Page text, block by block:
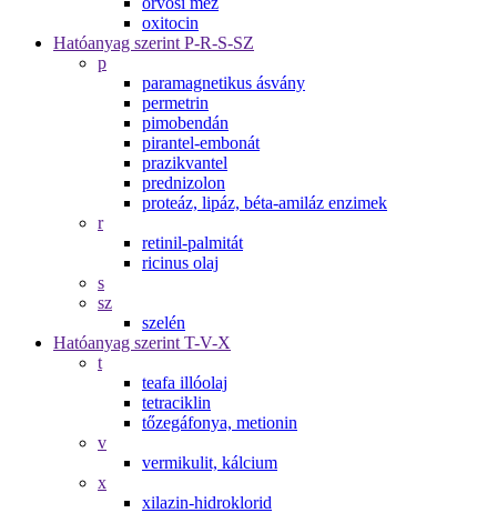
oxitocin
Hatóanyag szerint P-R-S-SZ
p
paramagnetikus ásvány
permetrin
pimobendán
pirantel-embonát
prazikvantel
prednizolon
proteáz, lipáz, béta-amiláz enzimek
r
retinil-palmitát
ricinus olaj
s
sz
szelén
Hatóanyag szerint T-V-X
t
teafa illóolaj
tetraciklin
tőzegáfonya, metionin
v
vermikulit, kálcium
x
xilazin-hidroklorid